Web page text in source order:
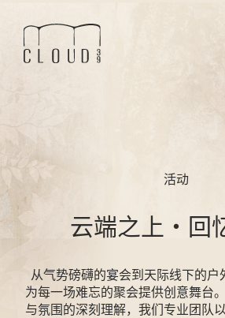
活动
云端之上・回
从气势磅礴的宴会到天际线下的
为每一场难忘的聚会提供创意舞台
与氛围的深刻理解，我们专业团队